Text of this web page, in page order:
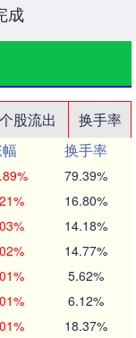
成
个股流出
换手率
换手率
79.39%
16.80%
14.18%
14.77%
5.62%
6.12%
18.37%